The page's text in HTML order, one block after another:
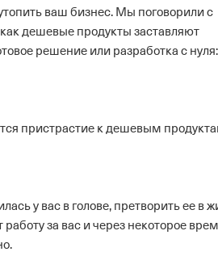
ваш бизнес. Мы поговорили с
дешевые продукты заставляют
решение или разработка с
пристрастие к дешевым
у вас в голове, претворить ее в
за вас и через некоторое